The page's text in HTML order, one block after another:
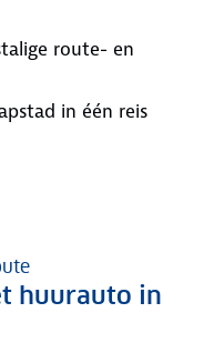
route- en
in één reis
huurauto in